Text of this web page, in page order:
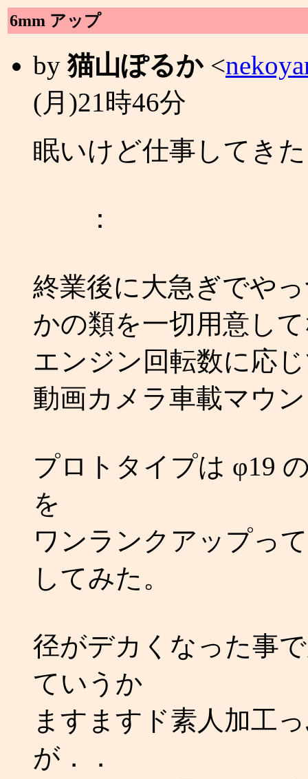
6mm アップ
by猫山ぽるか<
(月)21時46分
眠いけど仕事してき
：
終業後に大急ぎでや
かの類を一切用意し
エンジン回転数に応
動画カメラ車載マウ
プロトタイプは φ19
を
ワンランクアップっ
してみた。
径がデカくなった事
ていうか
ますますド素人加工
が．．